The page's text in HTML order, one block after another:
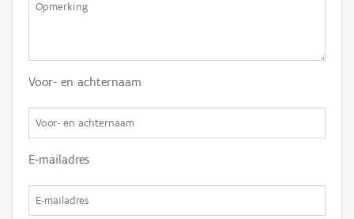
Voor- en achternaam
E-mailadres